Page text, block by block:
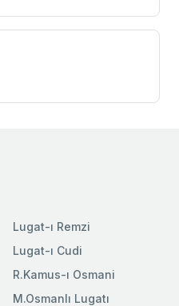
Lugat-ı Remzi
Lugat-ı Cudi
R.Kamus-ı Osmani
M.Osmanlı Lugatı